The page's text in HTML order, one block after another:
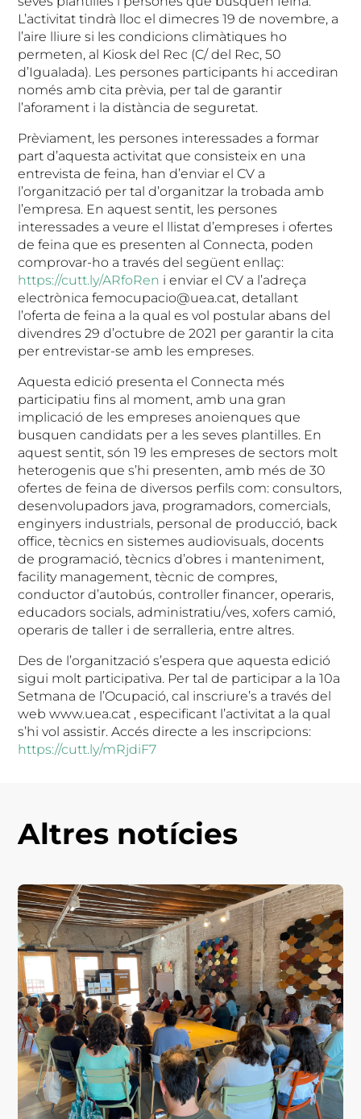
L’activitat tindrà lloc el dimecres 19 de novembre, a
l’aire lliure si les condicions climàtiques ho
permeten, al Kiosk del Rec (C/ del Rec, 50
d’Igualada). Les persones participants hi accediran
només amb cita prèvia, per tal de garantir
l’aforament i la distància de seguretat.
Prèviament, les persones interessades a formar
part d’aquesta activitat que consisteix en una
entrevista de feina, han d’enviar el CV a
l’organització per tal d’organitzar la trobada amb
l’empresa. En aquest sentit, les persones
interessades a veure el llistat d’empreses i ofertes
de feina que es presenten al Connecta, poden
comprovar-ho a través del següent enllaç:
https://cutt.ly/ARfoRen i enviar el CV a l’adreça
electrònica femocupacio@uea.cat, detallant
l’oferta de feina a la qual es vol postular abans del
divendres 29 d’octubre de 2021 per garantir la cita
per entrevistar-se amb les empreses.
Aquesta edició presenta el Connecta més
participatiu fins al moment, amb una gran
implicació de les empreses anoienques que
busquen candidats per a les seves plantilles. En
aquest sentit, són 19 les empreses de sectors molt
heterogenis que s’hi presenten, amb més de 30
ofertes de feina de diversos perfils com: consultors,
desenvolupadors java, programadors, comercials,
enginyers industrials, personal de producció, back
office, tècnics en sistemes audiovisuals, docents
de programació, tècnics d’obres i manteniment,
facility management, tècnic de compres,
conductor d’autobús, controller financer, operaris,
educadors socials, administratiu/ves, xofers camió,
operaris de taller i de serralleria, entre altres.
Des de l’organització s’espera que aquesta edició
sigui molt participativa. Per tal de participar a la 10a
Setmana de l’Ocupació, cal inscriure’s a través del
web www.uea.cat , especificant l’activitat a la qual
s’hi vol assistir. Accés directe a les inscripcions:
https://cutt.ly/mRjdiF7
Altres notícies